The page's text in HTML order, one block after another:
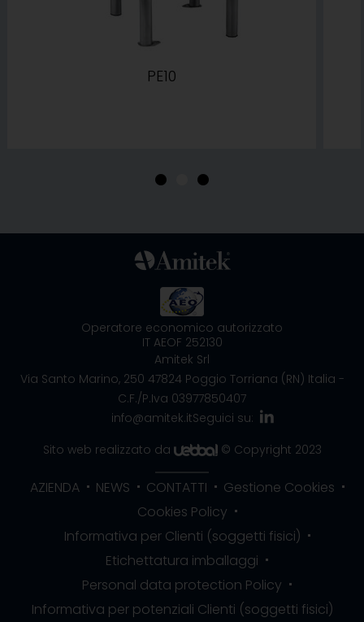
PE10
• •
Operatore economico autorizzato
IT AEOF 252130
Amitek Srl
Via Santo Marino, 250 47824 Poggio Torriana (RN) Italia -
C.F./P.Iva 03977850407
info@amitek.itSeguici su:
Sito web realizzato da
© Copyright 2023
AZIENDA NEWS CONTATTI
Gestione Cookies
Cookies Policy
Informativa per Clienti (soggetti fisici)
Etichettatura imballaggi
Personal data protection Policy
Informativa per potenziali Clienti (soggetti fisici)